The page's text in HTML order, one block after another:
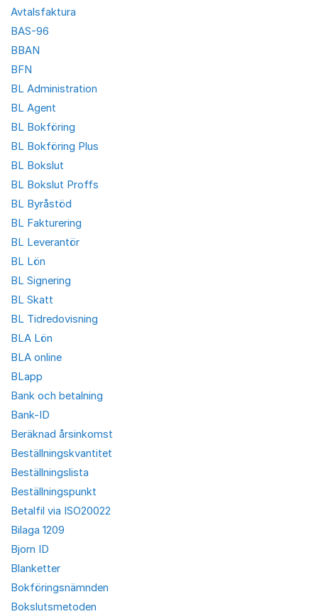
Avtalsfaktura
BAS-96
BBAN
BFN
BL Administration
BL Agent
BL Bokföring
BL Bokföring Plus
BL Bokslut
BL Bokslut Proffs
BL Byråstöd
BL Fakturering
BL Leverantör
BL Lön
BL Signering
BL Skatt
BL Tidredovisning
BLA Lön
BLA online
BLapp
Bank och betalning
Bank-ID
Beräknad årsinkomst
Beställningskvantitet
Beställningslista
Beställningspunkt
Betalfil via ISO20022
Bilaga 1209
Bjorn ID
Blanketter
Bokföringsnämnden
Bokslutsmetoden